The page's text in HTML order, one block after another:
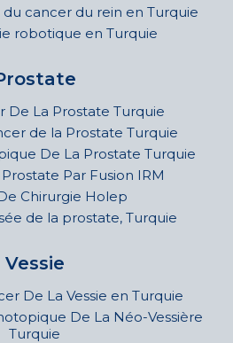
cancer du rein en Turquie
robotique en Turquie
De La Prostate Turquie
de la Prostate Turquie
De La Prostate Turquie
Par Fusion IRM
Chirurgie Holep
de la prostate, Turquie
Vessie
De La Vessie en Turquie
De La Néo-Vessière
Turquie